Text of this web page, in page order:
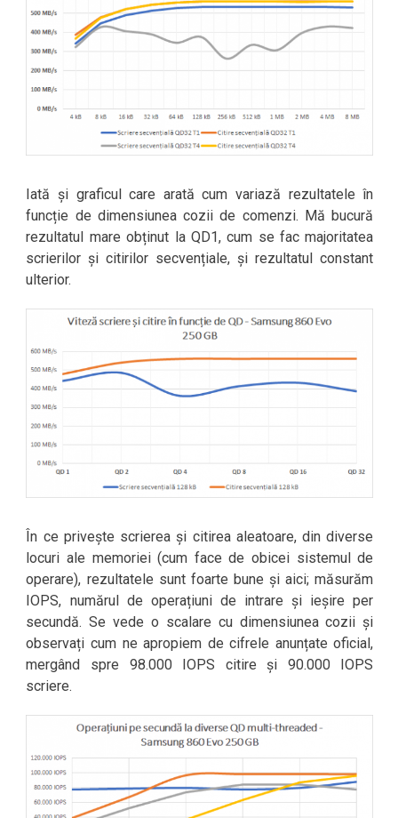
Iată și graficul care arată cum variază rezultatele în
funcție de dimensiunea cozii de comenzi. Mă bucură
rezultatul mare obținut la QD1, cum se fac majoritatea
scrierilor și citirilor secvențiale, și rezultatul constant
ulterior.
În ce privește scrierea și citirea aleatoare, din diverse
locuri ale memoriei (cum face de obicei sistemul de
operare), rezultatele sunt foarte bune și aici; măsurăm
IOPS, numărul de operațiuni de intrare și ieșire per
secundă. Se vede o scalare cu dimensiunea cozii și
observați cum ne apropiem de cifrele anunțate oficial,
mergând spre 98.000 IOPS citire și 90.000 IOPS
scriere.